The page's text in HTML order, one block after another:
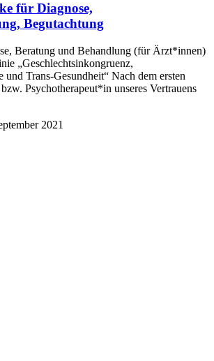
für Diagnose,
Begutachtung
Beratung und Behandlung (für Ärzt*innen)
„Geschlechtsinkongruenz,
und Trans-Gesundheit“ Nach dem ersten
Psychotherapeut*in unseres Vertrauens
2021